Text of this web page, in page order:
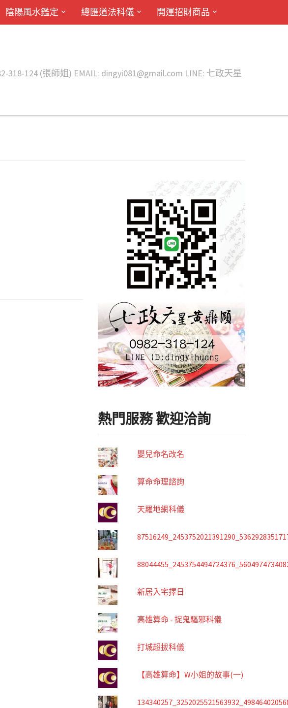
陰陽風水鑑定 總匯道法科儀 開運招財商品
124 (張師姐) EMAIL: dingyi081@gmail.com LINE: 七政天星
熱門服務 歡迎洽詢
嬰兒命名改名
算命命理諮詢
天羅地網科儀
新居入宅擇日
高雄算命 - 捉鬼驅邪科儀
打城超拔科儀
【高雄算命】W小姐的故事(一)